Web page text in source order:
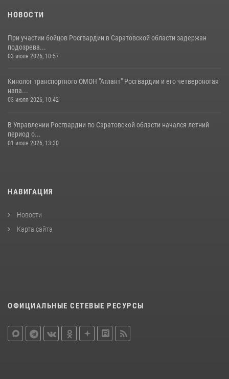
07 августа 2026, 11:35
НОВОСТИ
При участии бойцов Росгвардии в Саратовской области задержан
подозрева...
03 июля 2026, 10:57
Кинолог транспортного ОМОН "Атлант" Росгвардии и его четвероногая
напа...
03 июля 2026, 10:42
В Управлении Росгвардии по Саратовской области начался летний
период о...
01 июля 2026, 13:30
НАВИГАЦИЯ
Новости
Карта сайта
ОФИЦИАЛЬНЫЕ СЕТЕВЫЕ РЕСУРСЫ